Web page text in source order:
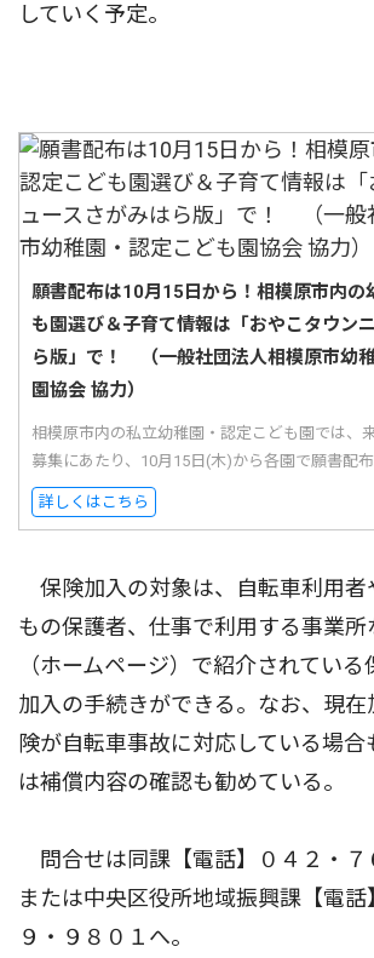
していく予定。
願書配布は10月15日から！相模原市内の
も園選び＆子育て情報は「おやこタウン
ら版」で！ （一般社団法人相模原市幼
園協会 協力）
相模原市内の私立幼稚園・認定こども園では、
募集にあたり、10月15日(木)から各園で願書配布
詳しくはこちら
保険加入の対象は、自転車利用者
もの保護者、仕事で利用する事業所
（ホームページ）で紹介されてい
加入の手続きができる。なお、現在
険が自転車事故に対応している場合
は補償内容の確認も勧めている。
問合せは同課【電話】０４２・７
または中央区役所地域振興課【電話
９・９８０１へ。